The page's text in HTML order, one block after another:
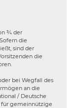
¾ der
die
sind der
die
bei Wegfall des
an die
/ Deutsche
für gemeinnützige